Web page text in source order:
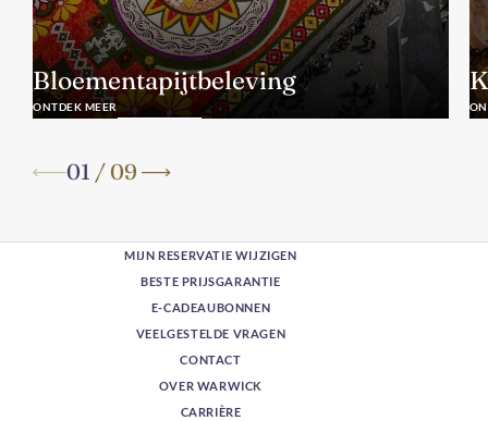
Bloementapijtbeleving
ONTDEK MEER
01 /09
MIJN RESERVATIE WIJZIGEN
BESTE PRIJSGARANTIE
E-CADEAUBONNEN
VEELGESTELDE VRAGEN
CONTACT
OVER WARWICK
CARRIÈRE